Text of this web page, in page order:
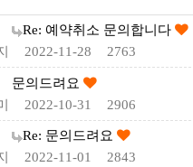
Re: 예약취소 문의합니다
2022-11-28 2763
문의드려요
2022-10-31 2906
Re: 문의드려요
2022-11-01 2843